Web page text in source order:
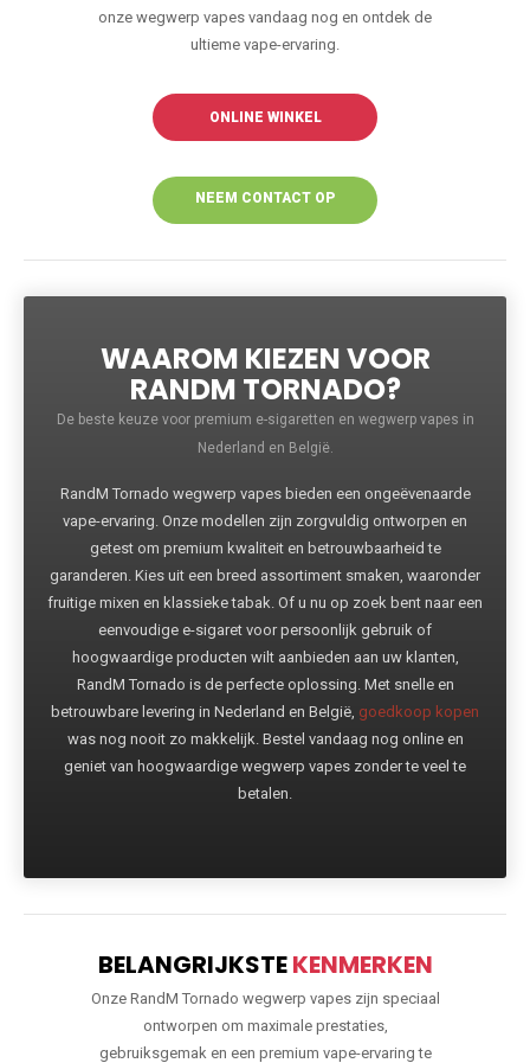
onze wegwerp vapes vandaag nog en ontdek de
ultieme vape-ervaring.
ONLINE WINKEL
NEEM CONTACT OP
WAAROM KIEZEN VOOR
RANDM TORNADO?
De beste keuze voor premium e-sigaretten en wegwerp vapes in
Nederland en België.
RandM Tornado wegwerp vapes bieden een ongeëvenaarde
vape-ervaring. Onze modellen zijn zorgvuldig ontworpen en
getest om premium kwaliteit en betrouwbaarheid te
garanderen. Kies uit een breed assortiment smaken, waaronder
fruitige mixen en klassieke tabak. Of u nu op zoek bent naar een
eenvoudige e-sigaret voor persoonlijk gebruik of
hoogwaardige producten wilt aanbieden aan uw klanten,
RandM Tornado is de perfecte oplossing. Met snelle en
betrouwbare levering in Nederland en België, goedkoop kopen
was nog nooit zo makkelijk. Bestel vandaag nog online en
geniet van hoogwaardige wegwerp vapes zonder te veel te
betalen.
BELANGRIJKSTEKENMERKEN
Onze RandM Tornado wegwerp vapes zijn speciaal
ontworpen om maximale prestaties,
gebruiksgemak en een premium vape-ervaring te